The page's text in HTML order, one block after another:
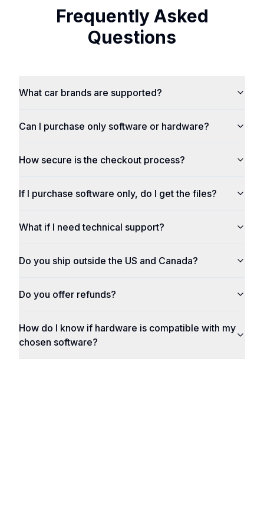
Frequently Asked
Questions
What car brands are supported?
Can I purchase only software or hardware?
How secure is the checkout process?
If I purchase software only, do I get the files?
What if I need technical support?
Do you ship outside the US and Canada?
Do you offer refunds?
How do I know if hardware is compatible with my
chosen software?